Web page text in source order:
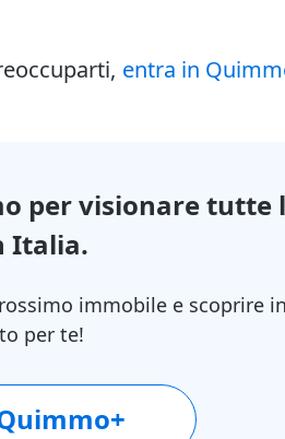
entra in
per visionare tutte
Italia.
immobile e scoprire
per te!